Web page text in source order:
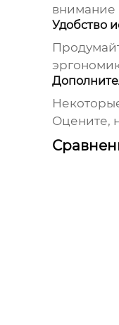
внимание
Удобство
Оцените,